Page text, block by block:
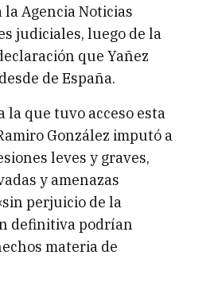
Agencia Noticias
judiciales, luego de la
que Yañez
de España.
la que tuvo acceso esta
González imputó a
leves y graves,
y amenazas
perjuicio de la
definitiva podrían
materia de